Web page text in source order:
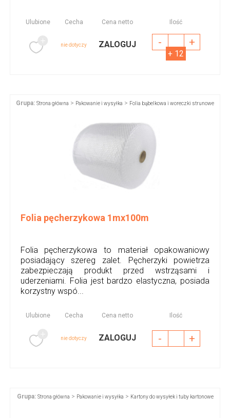
Ulubione Cecha Cena netto Ilość
nie dotyczy ZALOGUJ - +
+ 12
Grupa: Strona główna > Pakowanie i wysyłka > Folia bąbelkowa i woreczki strunowe
Folia pęcherzykowa 1mx100m
Folia pęcherzykowa to materiał opakowaniowy
posiadający szereg zalet. Pęcherzyki powietrza
zabezpieczają produkt przed wstrząsami i
uderzeniami. Folia jest bardzo elastyczna, posiada
korzystny wspó...
Ulubione Cecha Cena netto Ilość
nie dotyczy ZALOGUJ - +
Grupa: Strona główna > Pakowanie i wysyłka > Kartony do wysyłek i tuby kartonowe